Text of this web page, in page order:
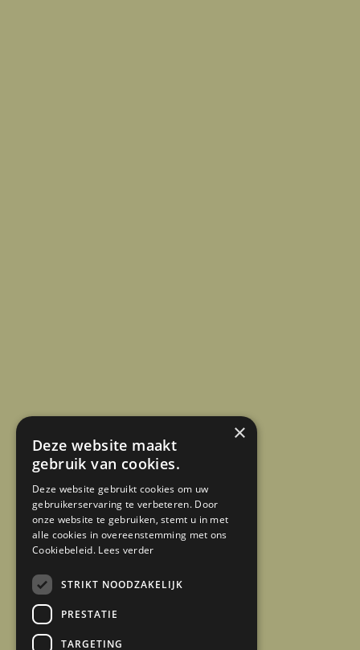
×
Deze website maakt
gebruik van cookies.
Deze website gebruikt cookies om uw
gebruikerservaring te verbeteren. Door
onze website te gebruiken, stemt u in met
alle cookies in overeenstemming met ons
Cookiebeleid. Lees verder
STRIKT NOODZAKELIJK
PRESTATIE
TARGETING